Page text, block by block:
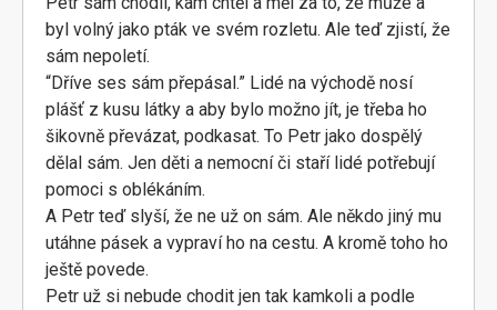
byl volný jako pták ve svém rozletu. Ale teď zjistí, že
sám nepoletí.
“Dříve ses sám přepásal.” Lidé na východě nosí
plášť z kusu látky a aby bylo možno jít, je třeba ho
šikovně převázat, podkasat. To Petr jako dospělý
dělal sám. Jen děti a nemocní či staří lidé potřebují
pomoci s oblékáním.
A Petr teď slyší, že ne už on sám. Ale někdo jiný mu
utáhne pásek a vypraví ho na cestu. A kromě toho ho
ještě povede.
Petr už si nebude chodit jen tak kamkoli a podle